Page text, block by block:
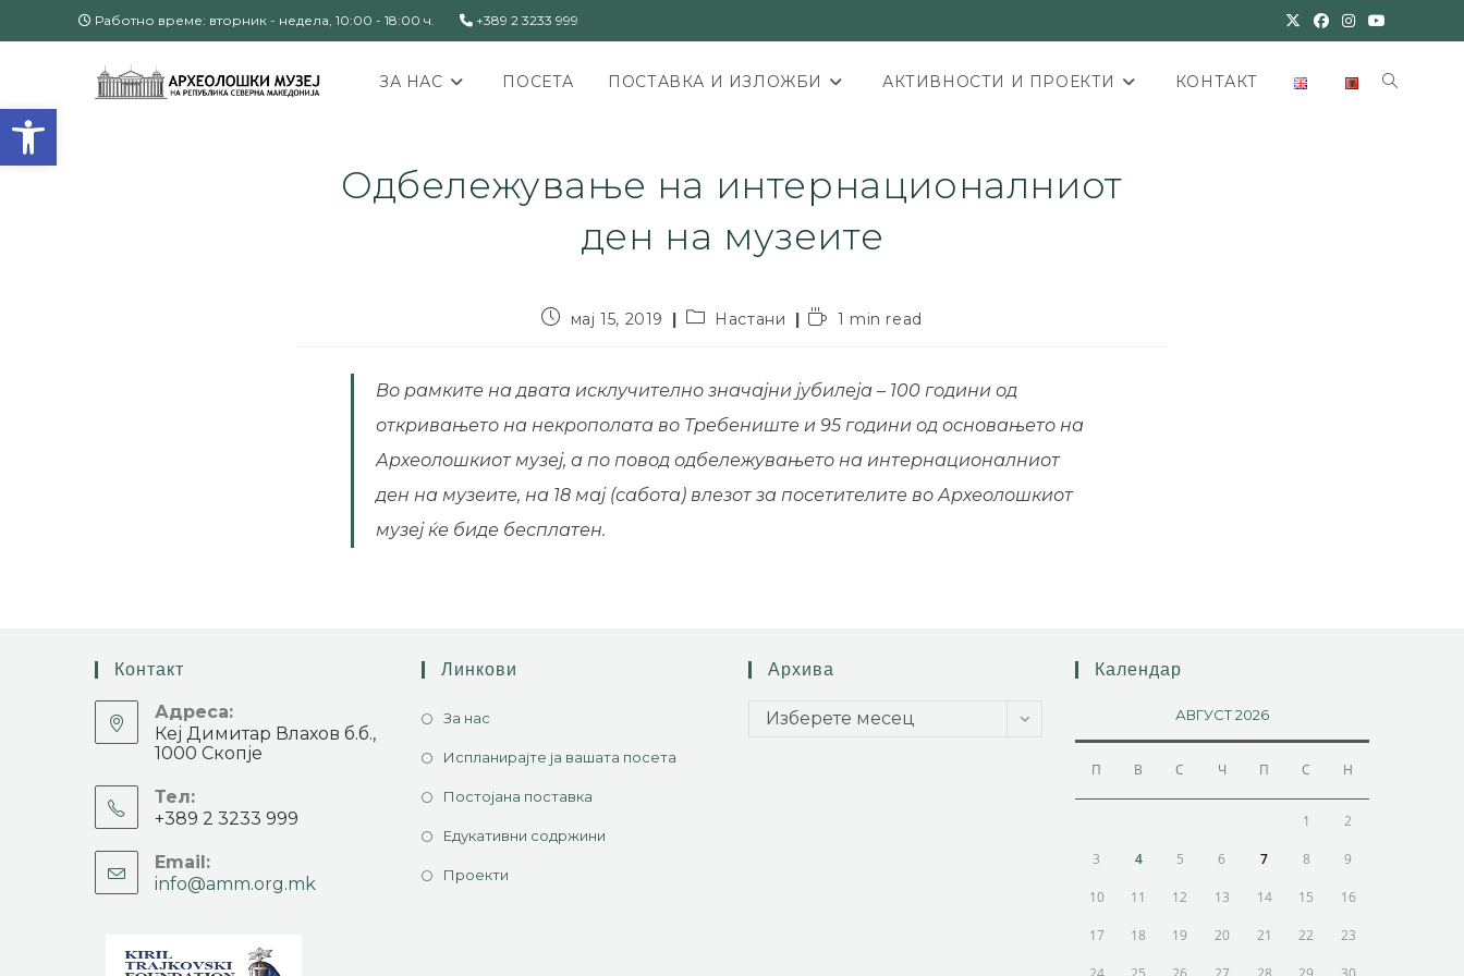
Open toolbar
Работно време: вторник - недела, 10:00 - 18:00 ч. +389 2 3233 999
ЗА НАС ПОСЕТА ПОСТАВКА И ИЗЛОЖБИ АКТИВНОСТИ И ПРОЕКТИ КОНТАКТ
Одбележување на интернационалниот
ден на музеите
мај 15, 2019 Настани 1 min read
Во рамките на двата исклучително значајни јубилеја – 100 години од
откривањето на некрополата во Требениште и 95 години од основањето на
Археолошкиот музеј, а по повод одбележувањето на интернационалниот
ден на музеите, на 18 мај (сабота) влезот за посетителите во Археолошкиот
музеј ќе биде бесплатен.
Контакт
Адреса:
Кеј Димитар Влахов б.б.,
1000 Скопје
Тел:
+389 2 3233 999
Email:
info@amm.org.mk
Линкови
За нас
Испланирајте ја вашата посета
Постојана поставка
Едукативни содржини
Проекти
Архива
Изберете месец
Календар
АВГУСТ 2026
П В С Ч П С Н
1 2
3 4 5 6 7 8 9
10 11 12 13 14 15 16
17 18 19 20 21 22 23